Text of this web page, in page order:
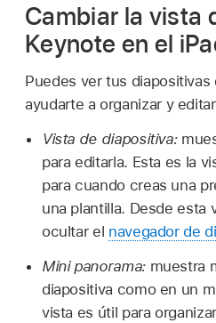
Cambiar la vista
Keynote en el
Puedes ver tus diapositivas
ayudarte a organizar y
Vista de diapositiva:
para editarla. Esta es la
para cuando creas una
una plantilla. Desde esta
ocultar el navegador de
Mini panorama: muestra
diapositiva como en un
vista es útil para